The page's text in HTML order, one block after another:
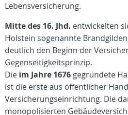
Lebensversicherung.
Mitte des 16. Jhd. entwickelten
Holstein sogenannte
deutlich den Beginn der
Gegenseitigkeitsprinzip.
Die im Jahre 1676 gegründete
ist die erste aus öffentlicher
Versicherungseinrichtung. Die
monopolisierten